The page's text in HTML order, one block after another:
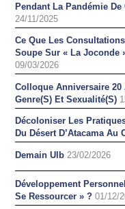
Pendant La Pandémie
24/11/2025
Ce Que Les
Soupe Sur « La Joconde
09/03/2026
Colloque Anniversaire 20
Genre(S) Et Sexualité(S)
Décoloniser Les
Du Désert D’Atacama Au
Demain Ulb 23/02/2026
Développement
Se Ressourcer » ? 01/12/